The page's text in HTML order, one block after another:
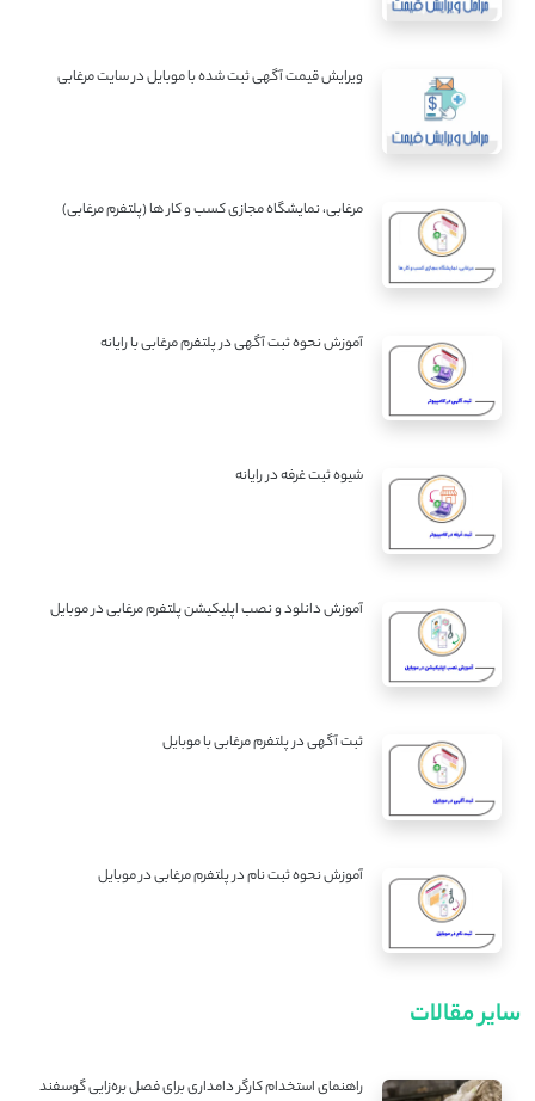
ویرایش قیمت آگهی ثبت شده با موبایل در سایت مرغابی
مرغابی، نمایشگاه مجازی کسب و کار ها (پلتفرم مرغابی)
آموزش نحوه ثبت آگهی در پلتفرم مرغابی با رایانه
شیوه ثبت غرفه در رایانه
آموزش دانلود و نصب اپلیکیشن پلتفرم مرغابی در موبایل
ثبت آگهی در پلتفرم مرغابی با موبایل
آموزش نحوه ثبت نام در پلتفرم مرغابی در موبایل
سایر مقالات
راهنمای استخدام کارگر دامداری برای فصل بره‌زایی گوسفند